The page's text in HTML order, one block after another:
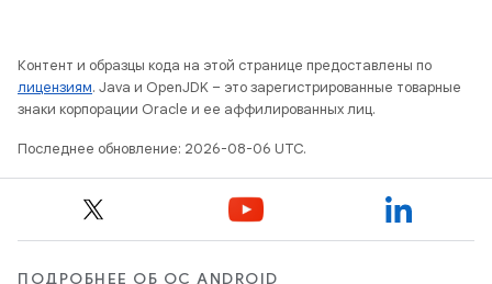
Контент и образцы кода на этой странице предоставлены по
лицензиям. Java и OpenJDK – это зарегистрированные товарные
знаки корпорации Oracle и ее аффилированных лиц.
Последнее обновление: 2026-08-06 UTC.
ПОДРОБНЕЕ ОБ ОС ANDROID